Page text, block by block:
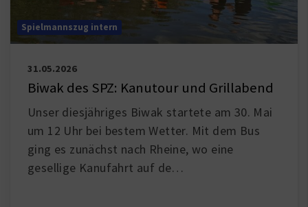
Spielmannszug intern
31.05.2026
Biwak des SPZ: Kanutour und Grillabend
Unser diesjähriges Biwak startete am 30. Mai
um 12 Uhr bei bestem Wetter. Mit dem Bus
ging es zunächst nach Rheine, wo eine
gesellige Kanufahrt auf de…